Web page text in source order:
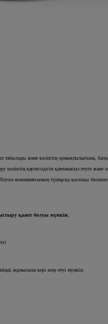
табылады және көліктің орнықтылығына,
қауіпсіздігін қамтамасыз етуге және
компаниясының түпнұсқа қосалқы
қажет болуы мүмкін.
жұмысына кері әсер етуі мүмкін.